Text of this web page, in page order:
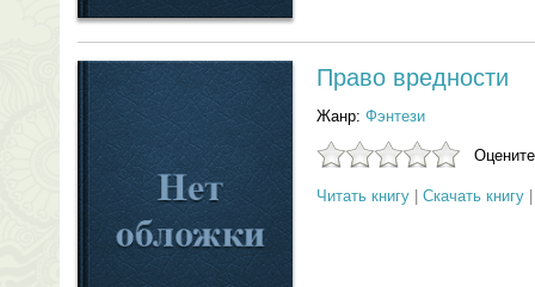
Право вредности
Жанр: Фэнтези
Читать книгу Скачать книгу